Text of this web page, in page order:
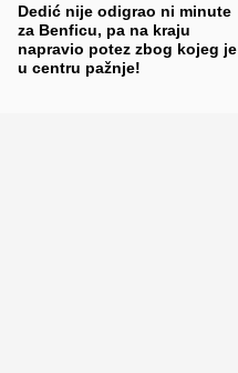
Dedić nije odigrao ni minute
za Benficu, pa na kraju
napravio potez zbog kojeg je
u centru pažnje!